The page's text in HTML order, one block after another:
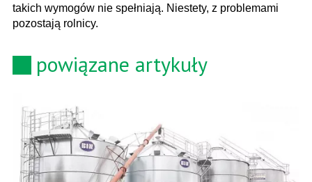
takich wymogów nie spełniają. Niestety, z problemami
pozostają rolnicy.
powiązane artykuły